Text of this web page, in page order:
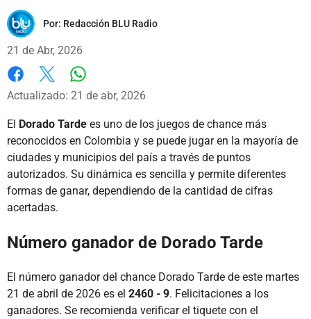
Por: Redacción BLU Radio
21 de Abr, 2026
Facebook
X
Actualizado: 21 de abr, 2026
El Dorado Tarde es uno de los juegos de chance más
reconocidos en Colombia y se puede jugar en la mayoría de
ciudades y municipios del país a través de puntos
autorizados. Su dinámica es sencilla y permite diferentes
formas de ganar, dependiendo de la cantidad de cifras
acertadas.
Número ganador de Dorado Tarde
El número ganador del chance Dorado Tarde de este martes
21 de abril de 2026 es el 2460 - 9. Felicitaciones a los
ganadores. Se recomienda verificar el tiquete con el